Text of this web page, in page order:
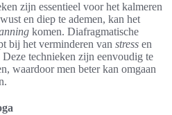
zijn essentieel voor het kalmeren
en diep te ademen, kan het
komen. Diafragmatische
bij het verminderen van stress en
technieken zijn eenvoudig te
waardoor men beter kan omgaan